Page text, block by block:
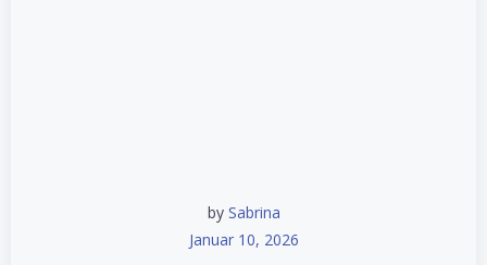
by Sabrina
Januar 10, 2026